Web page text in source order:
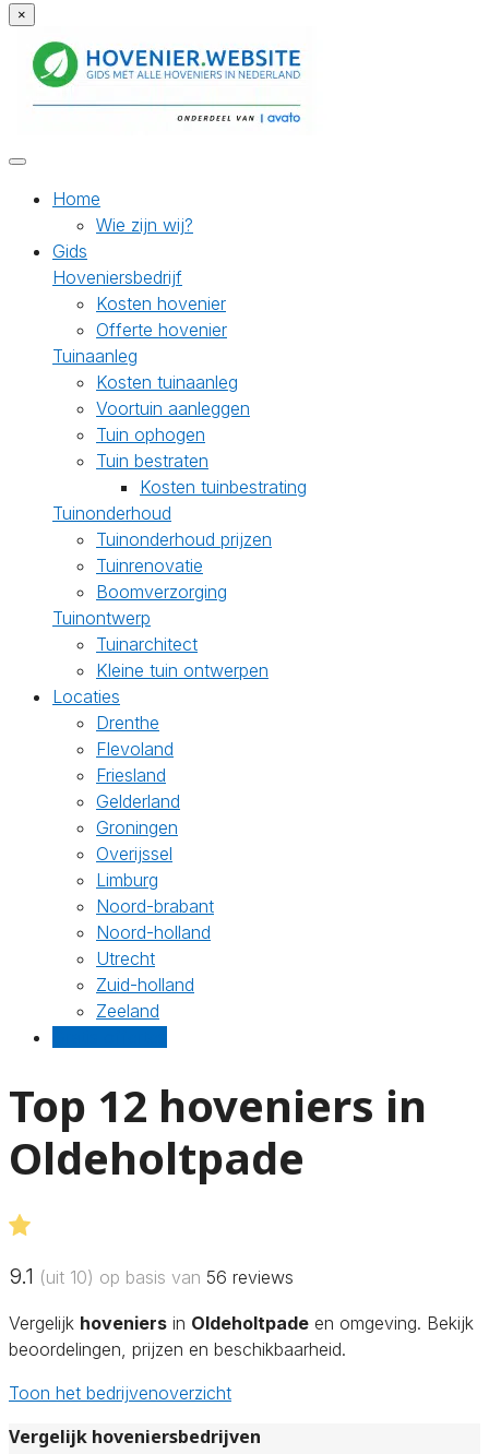
×
Home
Wie zijn wij?
Gids
Hoveniersbedrijf
Kosten hovenier
Offerte hovenier
Tuinaanleg
Kosten tuinaanleg
Voortuin aanleggen
Tuin ophogen
Tuin bestraten
Kosten tuinbestrating
Tuinonderhoud
Tuinonderhoud prijzen
Tuinrenovatie
Boomverzorging
Tuinontwerp
Tuinarchitect
Kleine tuin ontwerpen
Locaties
Drenthe
Flevoland
Friesland
Gelderland
Groningen
Overijssel
Limburg
Noord-brabant
Noord-holland
Utrecht
Zuid-holland
Zeeland
Top 12 hoveniers in
Oldeholtpade
9.1 (uit 10) op basis van 56 reviews
Vergelijk hoveniers in Oldeholtpade en omgeving. Bekijk
beoordelingen, prijzen en beschikbaarheid.
Toon het bedrijvenoverzicht
Vergelijk hoveniersbedrijven